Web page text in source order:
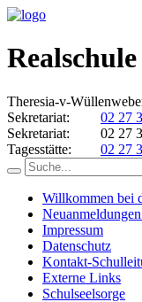
Theresia-v-
Sekretariat:
02 27
Sekretariat:
02 27
Tagesstätte:
02 27
Willkommen bei
Impressum
Datenschutz
Kontakt-
Externe Links
Schulseelsorge